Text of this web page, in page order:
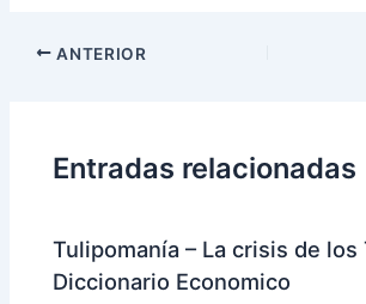
Navegación
ANTERIOR
Entradas relacionadas
Tulipomanía – La crisis de los
Diccionario Economico